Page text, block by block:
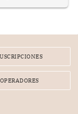
greet con
OPERADORES